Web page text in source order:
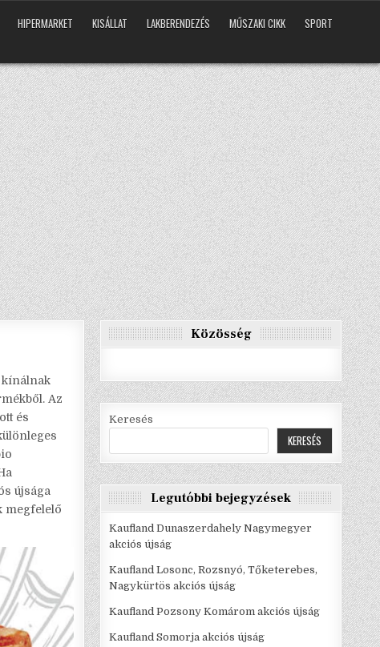
HIPERMARKET KISÁLLAT LAKBERENDEZÉS MŰSZAKI CIKK SPORT
kínálnak
Az
és
újsága
megfelelő
Közösség
Keresés
KERESÉS
Legutóbbi bejegyzések
Kaufland Dunaszerdahely Nagymegyer
akciós újság
Kaufland Losonc, Rozsnyó, Tőketerebes,
Nagykürtös akciós újság
Kaufland Pozsony Komárom akciós újság
Kaufland Somorja akciós újság